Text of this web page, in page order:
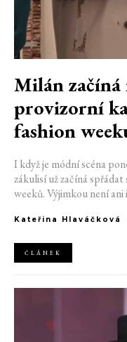
Milán
provizorní
fashion
I když je módní scéna
zákulisí už začíná
weeků. Výjimkou není
22. do 28. září přivítá
Moschino.
Kateřina Hlaváčková
ČLÁNEK